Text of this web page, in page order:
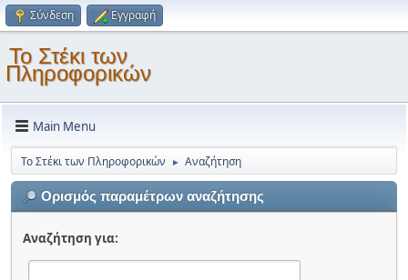
Σύνδεση Εγγραφή
Το Στέκι των
Πληροφορικών
Main Menu
Το Στέκι των Πληροφορικών ► Αναζήτηση
Ορισμός παραμέτρων αναζήτησης
Αναζήτηση για: